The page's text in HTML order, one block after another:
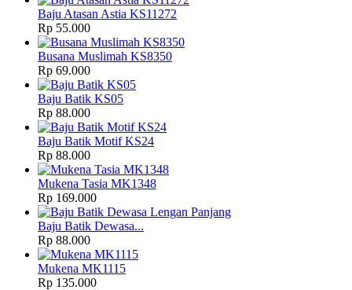
Baju Atasan Astia KS11272
Rp 55.000
Busana Muslimah KS8350
Rp 69.000
Baju Batik KS05
Rp 88.000
Baju Batik Motif KS24
Rp 88.000
Mukena Tasia MK1348
Rp 169.000
Baju Batik Dewasa...
Rp 88.000
Mukena MK1115
Rp 135.000